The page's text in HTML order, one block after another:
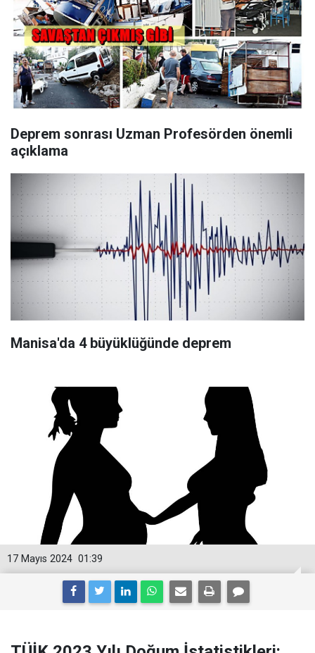
Deprem sonrası Uzman Profesörden önemli
açıklama
Manisa'da 4 büyüklüğünde deprem
01:39
17 Mayıs 2024